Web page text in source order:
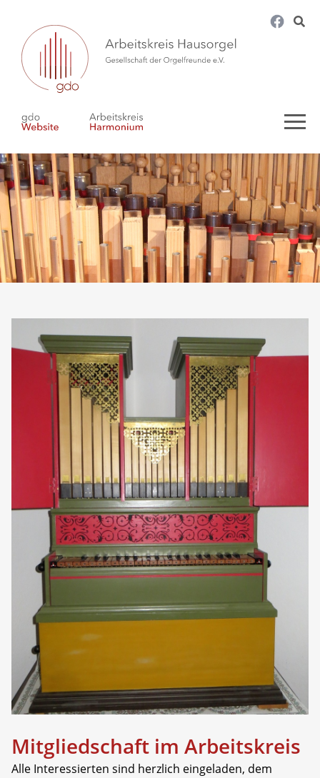
Mitgliedschaft im Arbeitskreis
Alle Interessierten sind herzlich eingeladen, dem